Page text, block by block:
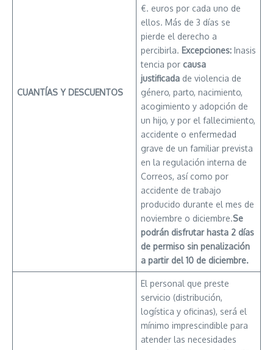
CUANTÍAS Y DESCUENTOS
€. euros por cada uno de
ellos. Más de 3 días se
pierde el derecho a
percibirla. Excepciones: Inasis
tencia por causa
justificada de violencia de
género, parto, nacimiento,
acogimiento y adopción de
un hijo, y por el fallecimiento,
accidente o enfermedad
grave de un familiar prevista
en la regulación interna de
Correos, así como por
accidente de trabajo
producido durante el mes de
noviembre o diciembre.Se
podrán disfrutar hasta 2 días
de permiso sin penalización
a partir del 10 de diciembre.
El personal que preste
servicio (distribución,
logística y oficinas), será el
mínimo imprescindible para
atender las necesidades